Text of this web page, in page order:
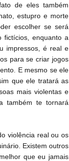
de eles também
estupro e morte
escolher se será
fictícios, enquanto a
impressos, é real e
para se criar jogos
E mesmo se ele
que ele tratará as
mais violentas e
também te tornará
violência real ou os
Existem outros
que eu jamais